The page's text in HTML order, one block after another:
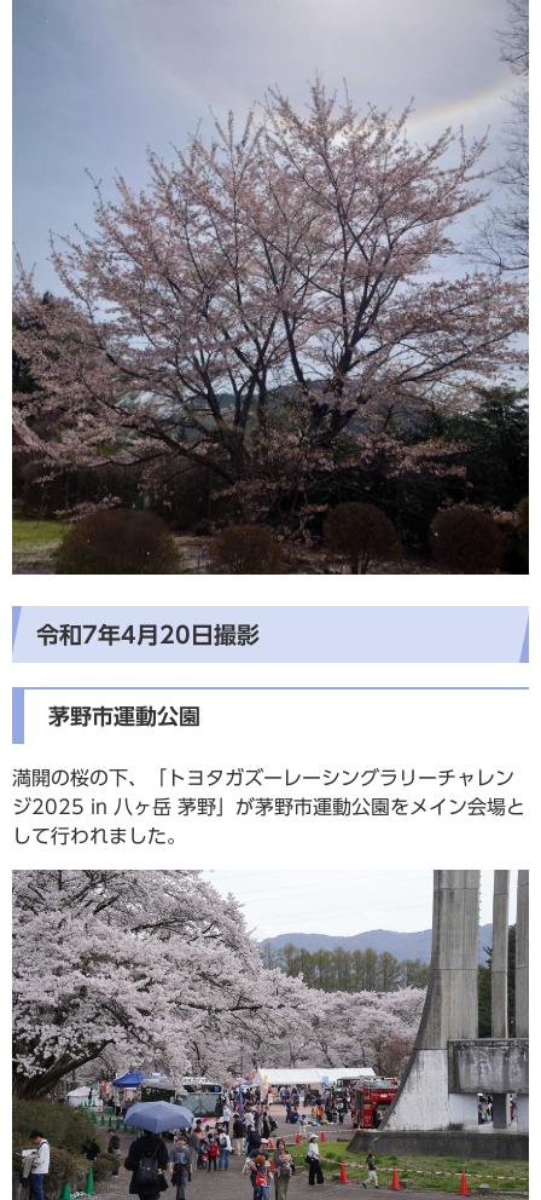
令和7年4月20日撮影
茅野市運動公園
満開の桜の下、「トヨタガズーレーシングラリーチャレン
ジ2025 in 八ヶ岳 茅野」が茅野市運動公園をメイン会場と
して行われました。